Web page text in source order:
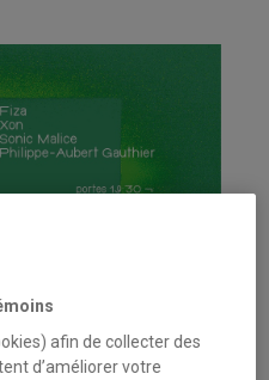
présentée aux Ateliers
d'exploration /
afin de collecter des
d’améliorer votre